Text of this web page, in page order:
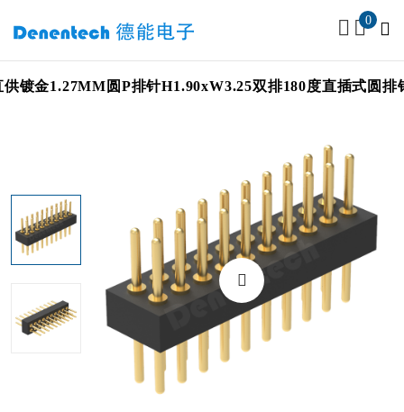
0
厂直供镀金1.27MM圆P排针H1.90xW3.25双排180度直插式